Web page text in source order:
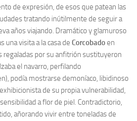
de expresión, de esos que patean las
tratando inútilmente de seguir a
años viajando. Dramático y glamuroso
una visita a la casa de Corcobadoen
regaladas por su anfitrión sustituyeron
el navarro, perfilando
podía mostrarse demoníaco, libidinoso
de su propia vulnerabilidad,
a flor de piel. Contradictorio,
añorando vivir entre toneladas de